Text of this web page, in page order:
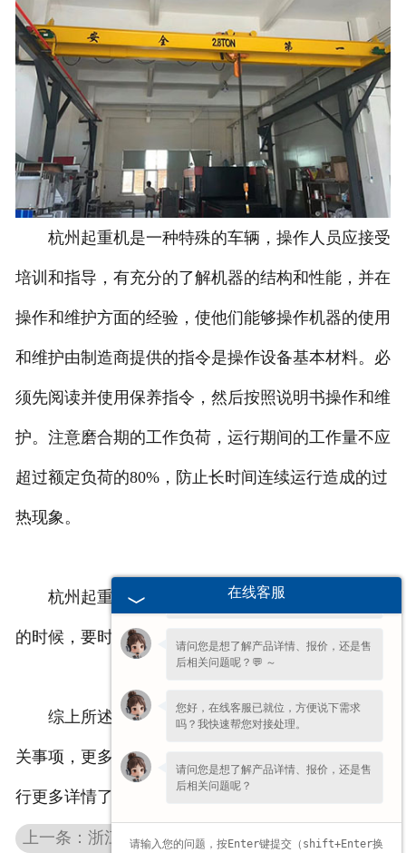
杭州起重机是一种特殊的车辆，操作人员应接受
培训和指导，有充分的了解机器的结构和性能，并在
操作和维护方面的经验，使他们能够操作机器的使用
和维护由制造商提供的指令是操作设备基本材料。必
须先阅读并使用保养指令，然后按照说明书操作和维
护。注意磨合期的工作负荷，运行期间的工作量不应
超过额定负荷的80%，防止长时间连续运行造成的过
热现象。
杭州起重机的作用环境都比较的恶劣，所以使用
的时候，要时刻注意安全和保养。
综上所述内容是杭州起重机厂家为大家分享的相
关事项，更多杭州起重机讯息欢迎锁定我司网站来进
行更多详情了解，期待你的来电咨询！
上一条：浙江单梁起重机应该从哪些方面来考虑选择
在线客服
您好呀～很高兴为您服务！😊 有什么问
题都可以跟我说哦。
请问您是想了解产品详情、报价，还是售
后相关问题呢？💬 ～
您好，在线客服已就位，方便说下需求
吗？我快速帮您对接处理。
请问您是想了解产品详情、报价，还是售
后相关问题呢？